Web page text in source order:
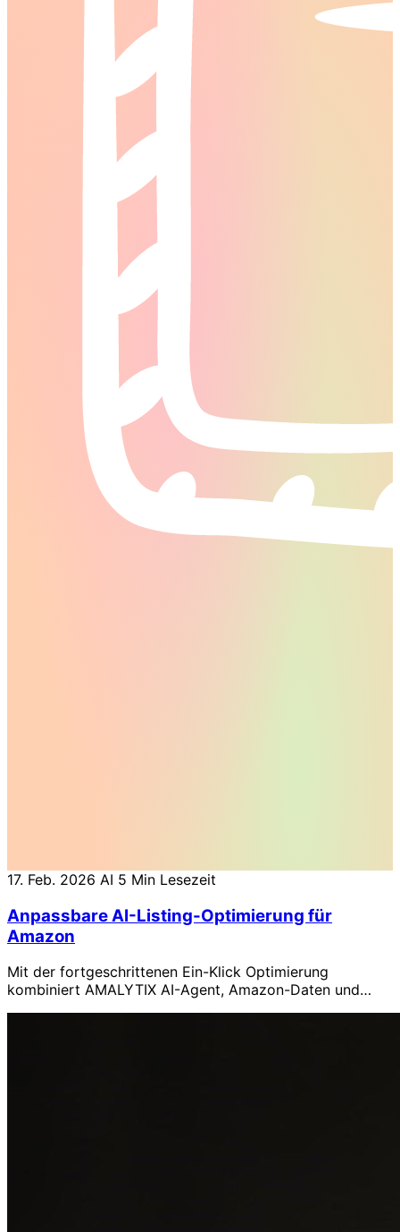
17. Feb. 2026 AI 5 Min Lesezeit
Anpassbare AI-Listing-Optimierung für
Amazon
Mit der fortgeschrittenen Ein-Klick Optimierung
kombiniert AMALYTIX AI-Agent, Amazon-Daten und